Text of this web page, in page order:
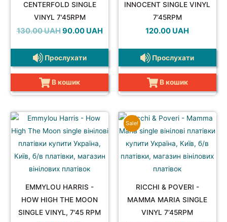
CENTERFOLD SINGLE
VINYL 7'45RPM
130.00UAH Оригінальна
90.00 UAHПоточна
Прослухати
В кошик
INNOCENT SINGLE VINYL
7’45RPM
120.00 UAH
Прослухати
В кошик
EMMYLOU HARRIS -
HOW HIGH THE MOON
SINGLE VINYL, 7'45 RPM
Sale!
RICCHI & POVERI -
MAMMA MARIA SINGLE
VINYL 7’45RPM